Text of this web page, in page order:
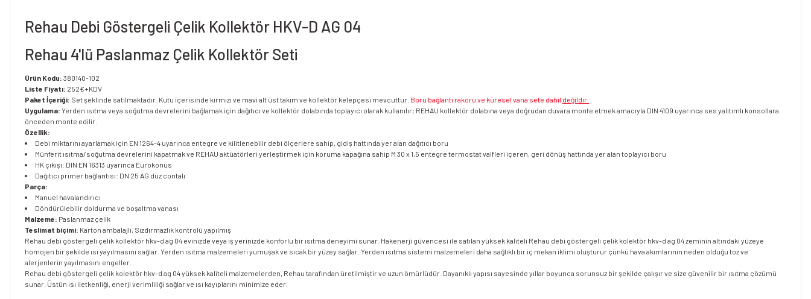
Rehau Debi Göstergeli Çelik Kollektör HKV-D AG 04
Rehau 4'lü Paslanmaz Çelik Kollektör Seti
Ürün Kodu: 380140-102
Liste Fiyatı: 252€+KDV
Paket İçeriği: Set şeklinde satılmaktadır. Kutu içerisinde kırmızı ve mavi alt üst takım ve kollektör kelepçesi mevcuttur. Boru bağlantı rakoru ve küresel vana sete dahil değildir.
Uygulama: Yerden ısıtma veya soğutma devrelerini bağlamak için dağıtıcı ve kollektör dolabında toplayıcı olarak kullanılır; REHAU kollektör dolabına veya doğrudan duvara monte etmek amacıyla DIN 4109 uyarınca ses yalıtımlı konsollara
önceden monte edilir.
Özellik:
Debi miktarını ayarlamak için EN 1264-4 uyarınca entegre ve kilitlenebilir debi ölçerlere sahip, gidiş hattında yer alan dağıtıcı boru
Münferit ısıtma/soğutma devrelerini kapatmak ve REHAU aktüatörleri yerleştirmek için koruma kapağına sahip M 30 x 1,5 entegre termostat valfleri içeren, geri dönüş hattında yer alan toplayıcı boru
HK çıkışı: DIN EN 16313 uyarınca Eurokonus
Dağıtıcı primer bağlantısı: DN 25 AG düz contalı
Parça:
Manuel havalandırıcı
Döndürülebilir doldurma ve boşaltma vanası
Malzeme: Paslanmaz çelik
Teslimat biçimi: Karton ambalajlı, Sızdırmazlık kontrolü yapılmış
Rehau debi göstergeli çelik kollektör hkv-d ag 04 evinizde veya iş yerinizde konforlu bir ısıtma deneyimi sunar. Hakenerji güvencesi ile satılan yüksek kaliteli Rehau debi göstergeli çelik kolektör hkv-d ag 04 zeminin altındaki yüzeye
homojen bir şekilde ısı yayılmasını sağlar. Yerden ısıtma malzemeleri yumuşak ve sıcak bir yüzey sağlar. Yerden ısıtma sistemi malzemeleri daha sağlıklı bir iç mekan iklimi oluşturur çünkü hava akımlarının neden olduğu toz ve
alerjenlerin yayılmasını engeller.
Rehau debi göstergeli çelik kolektör hkv-d ag 04 yüksek kaliteli malzemelerden, Rehau tarafından üretilmiştir ve uzun ömürlüdür. Dayanıklı yapısı sayesinde yıllar boyunca sorunsuz bir şekilde çalışır ve size güvenilir bir ısıtma çözümü
sunar. Üstün ısı iletkenliği, enerji verimliliği sağlar ve ısı kayıplarını minimize eder.